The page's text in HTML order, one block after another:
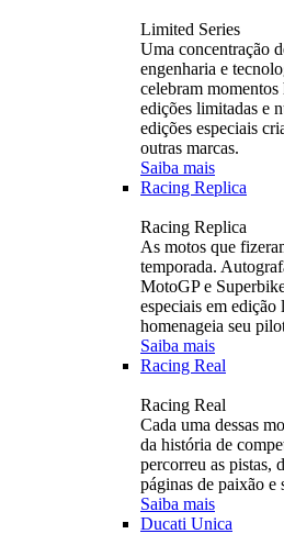
Limited Series
Uma concentração
engenharia e
celebram
edições limitadas e
edições especiais
outras marcas.
Saiba mais
Racing Replica
Racing Replica
As motos que
temporada.
MotoGP e
especiais em
homenageia seu
Saiba mais
Racing Real
Racing Real
Cada uma dessas
da história de
percorreu as pistas,
páginas de paixão e
Saiba mais
Ducati Unica